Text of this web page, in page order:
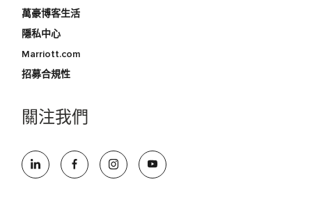
萬豪博客生活
隱私中心
Marriott.com
招募合規性
關注我們